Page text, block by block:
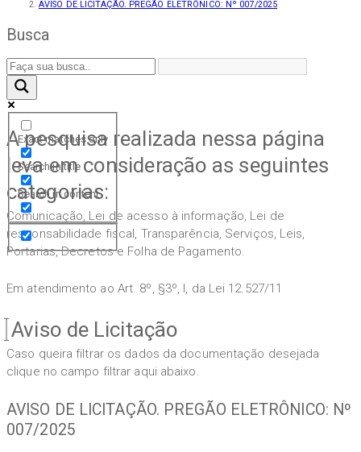
AVISO DE LICITAÇÃO. PREGÃO ELETRÔNICO: Nº 007/2025
Busca
Exact matches only
Search in title
Search in content
A pesquisa realizada nessa página
leva em consideração as seguintes
categorias:
Comunicação, Lei de acesso à informação, Lei de
responsabilidade fiscal, Transparência, Serviços, Leis,
Portarias, Decretos e Folha de Pagamento.
Em atendimento ao Art. 8º, §3º, I, da Lei 12.527/11
Aviso de Licitação
Caso queira filtrar os dados da documentação desejada
clique no campo filtrar aqui abaixo.
AVISO DE LICITAÇÃO. PREGÃO ELETRÔNICO: Nº
007/2025